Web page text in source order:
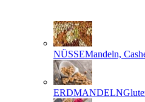
NÜSSEMandeln,
ERDMANDELN